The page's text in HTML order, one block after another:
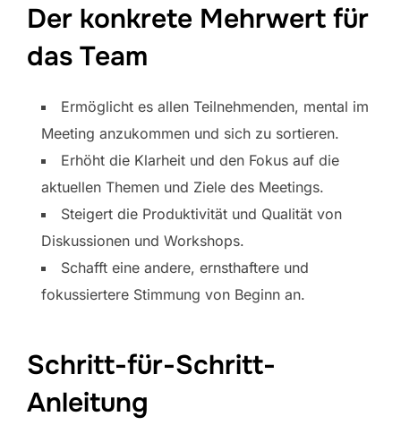
Der konkrete Mehrwert für
das Team
Ermöglicht es allen Teilnehmenden, mental im
Meeting anzukommen und sich zu sortieren.
Erhöht die Klarheit und den Fokus auf die
aktuellen Themen und Ziele des Meetings.
Steigert die Produktivität und Qualität von
Diskussionen und Workshops.
Schafft eine andere, ernsthaftere und
fokussiertere Stimmung von Beginn an.
Schritt-für-Schritt-
Anleitung